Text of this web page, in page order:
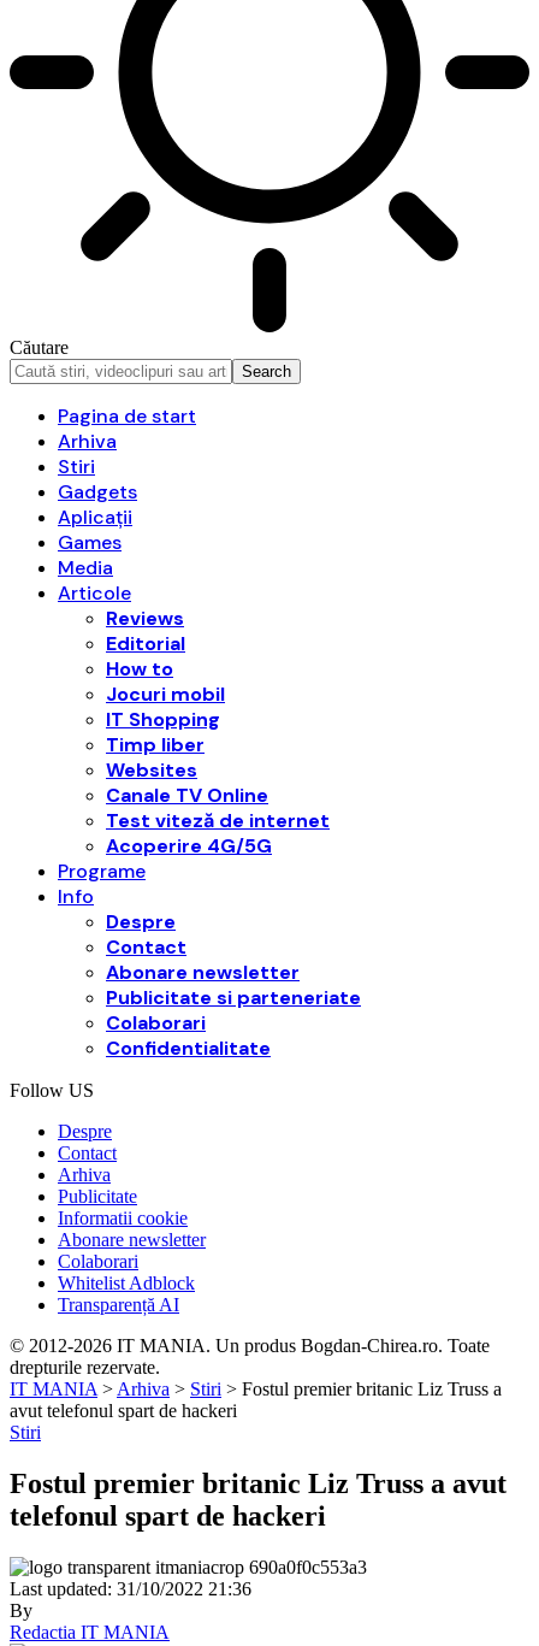
Căutare
Pagina de start
Arhiva
Stiri
Gadgets
Aplicații
Games
Media
Articole
Reviews
Editorial
How to
Jocuri mobil
IT Shopping
Timp liber
Websites
Canale TV Online
Test viteză de internet
Acoperire 4G/5G
Programe
Info
Despre
Contact
Abonare newsletter
Publicitate si parteneriate
Colaborari
Confidentialitate
Follow US
Despre
Contact
Arhiva
Publicitate
Informatii cookie
Abonare newsletter
Colaborari
Whitelist Adblock
Transparență AI
© 2012-2026 IT MANIA. Un produs Bogdan-Chirea.ro. Toate
drepturile rezervate.
IT MANIA > Arhiva > Stiri > Fostul premier britanic Liz Truss a
avut telefonul spart de hackeri
Stiri
Fostul premier britanic Liz Truss a avut
telefonul spart de hackeri
Last updated: 31/10/2022 21:36
By
Redactia IT MANIA